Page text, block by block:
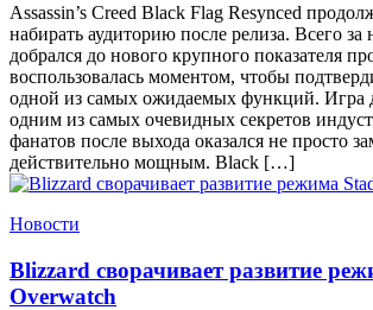
Assassin’s Creed Black Flag Resynced
набирать аудиторию после релиза. Всего
добрался до нового крупного показателя
воспользовалась моментом, чтобы
одной из самых ожидаемых функций. Игра
одним из самых очевидных секретов
фанатов после выхода оказался не просто
действительно мощным. Black […]
Новости
Blizzard сворачивает развитие
Overwatch